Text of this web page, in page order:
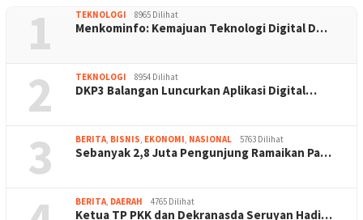
1 TEKNOLOGI 8965 Dilihat
Menkominfo: Kemajuan Teknologi Digital D…
2 TEKNOLOGI 8954 Dilihat
DKP3 Balangan Luncurkan Aplikasi Digital…
3 BERITA, BISNIS, EKONOMI, NASIONAL 5763 Dilihat
Sebanyak 2,8 Juta Pengunjung Ramaikan Pa…
BERITA, DAERAH 4765 Dilihat
Ketua TP PKK dan Dekranasda Seruyan Hadi…